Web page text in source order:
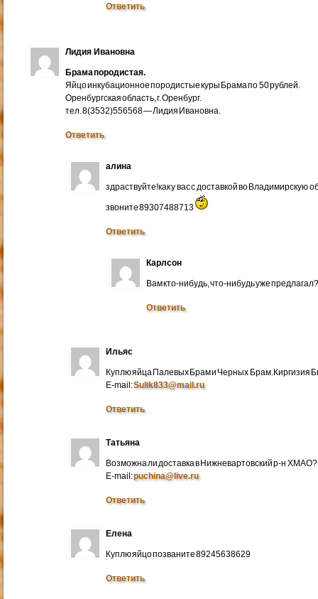
Ответить
Лидия Ивановна
Брама породистая.
Яйцо инкубационное породистые куры Брама по 50 рублей.
Оренбургская область, г. Оренбург.
тел. 8(3532)556568 — Лидия Ивановна.
Ответить
алина
здраствуйте!как у вас с доставкой во Владимирскую
звоните 89307488713
Ответить
Карлсон
Вам кто-нибудь, что-нибудь уже
Ответить
Ильяс
Куплю яйца Палевых Брам и Черных Брам.Киргизия
E-mail:Sulik833@mail.ru
Ответить
Татьяна
Возможна ли доставка в Нижневартовский р-н ХМАО?
E-mail:puchina@live.ru
Ответить
Елена
Куплю яйцо позваните 89245638629
Ответить